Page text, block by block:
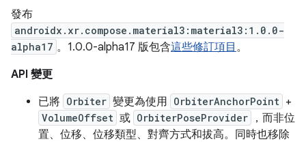
發布
androidx.xr.compose.material3:material3:1.0.0-
alpha17 。1.0.0-alpha17 版包含這些修訂項目 。
API 變更
已將 Orbiter 變更為使用 OrbiterAnchorPoint +
VolumeOffset 或 OrbiterPoseProvider
，而非位
置、位移、位移類型、對齊方式和拔高。同時也移除